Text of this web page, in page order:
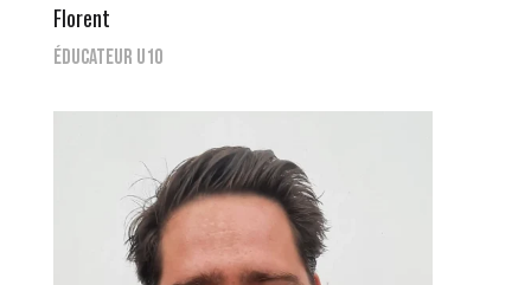
Florent
Éducateur U10